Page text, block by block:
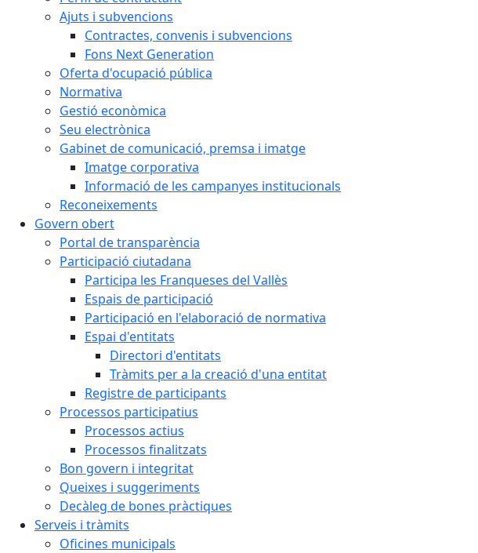
Ajuts i subvencions
Contractes, convenis i subvencions
Fons Next Generation
Oferta d'ocupació pública
Normativa
Gestió econòmica
Seu electrònica
Gabinet de comunicació, premsa i imatge
Imatge corporativa
Informació de les campanyes institucionals
Reconeixements
Govern obert
Portal de transparència
Participació ciutadana
Participa les Franqueses del Vallès
Espais de participació
Participació en l'elaboració de normativa
Espai d'entitats
Directori d'entitats
Tràmits per a la creació d'una entitat
Registre de participants
Processos participatius
Processos actius
Processos finalitzats
Bon govern i integritat
Queixes i suggeriments
Decàleg de bones pràctiques
Serveis i tràmits
Oficines municipals